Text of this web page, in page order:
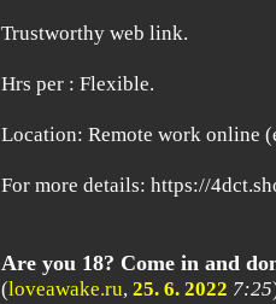
Trustworthy web link.
Hrs per : Flexible.
Location: Remote work online
For more details: https://
Are you 18? Come in and
(loveawake.ru, 25. 6. 2022 7:25